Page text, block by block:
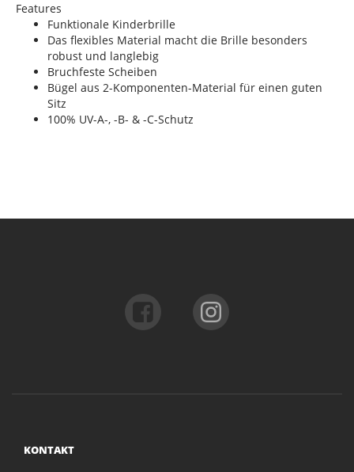
Features
Funktionale Kinderbrille
Das flexibles Material macht die Brille besonders
robust und langlebig
Bruchfeste Scheiben
Bügel aus 2-Komponenten-Material für einen guten
Sitz
100% UV-A-, -B- & -C-Schutz
KONTAKT